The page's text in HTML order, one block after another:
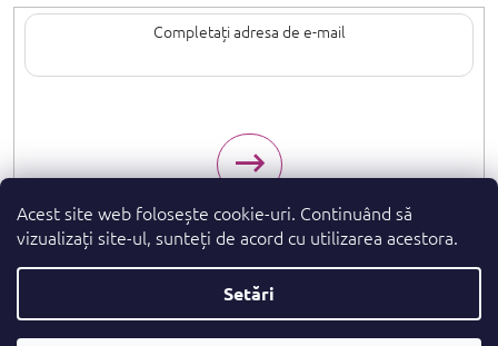
Acest site web folosește cookie-uri. Continuând să
vizualizați site-ul, sunteți de acord cu utilizarea acestora.
Setări
parfumeshop.ro
rezervate.